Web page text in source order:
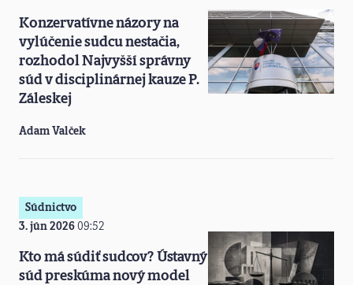
Konzervatívne názory na
vylúčenie sudcu nestačia,
rozhodol Najvyšší správny
súd v disciplinárnej kauze P.
Záleskej
Adam Valček
Súdnictvo
3. jún 202609:52
Kto má súdiť sudcov? Ústavný
súd preskúma nový model